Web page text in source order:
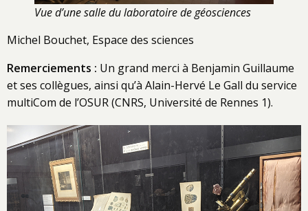
Vue d’une salle du laboratoire de géosciences
Michel Bouchet, Espace des sciences
Remerciements : Un grand merci à Benjamin Guillaume
et ses collègues, ainsi qu’à Alain-Hervé Le Gall du service
multiCom de l’OSUR (CNRS, Université de Rennes 1).